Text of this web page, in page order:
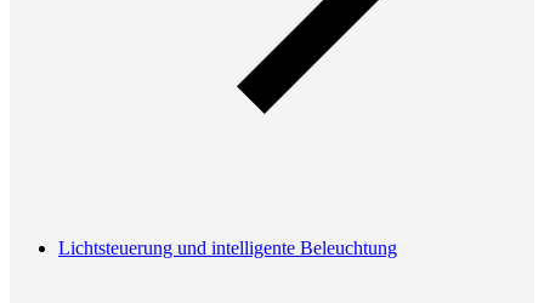
Lichtsteuerung und intelligente Beleuchtung